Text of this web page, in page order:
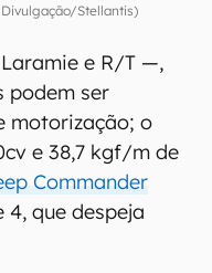
Stellantis)
e R/T —,
podem ser
motorização; o
e 38,7 kgf/m de
Commander
que despeja